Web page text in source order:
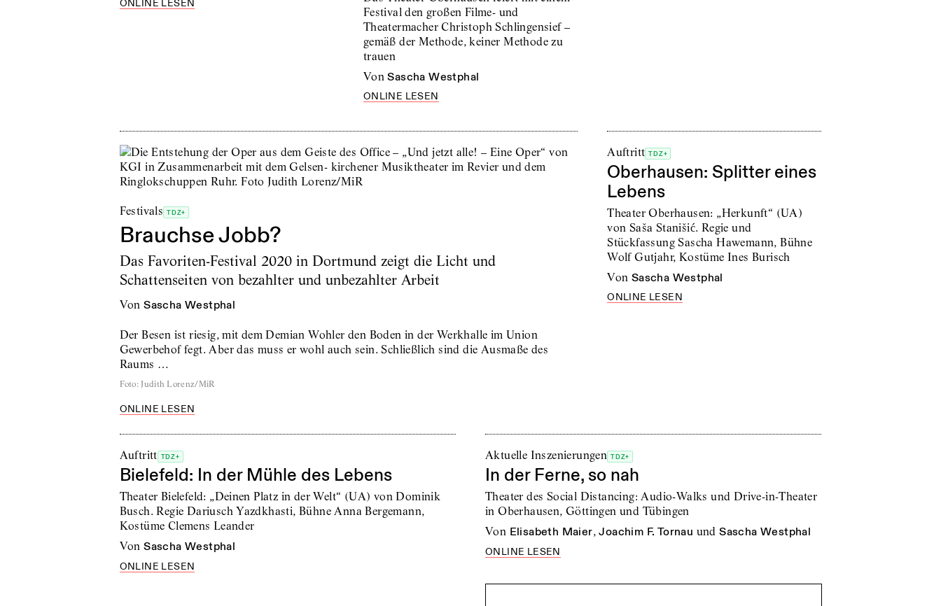
ONLINE LESEN
Festival den großen Filme- und
Theatermacher Christoph Schlingensief –
gemäß der Methode, keiner Methode zu
trauen
von Sascha Westphal
ONLINE LESEN
Festivals TDZ+
Brauchse Jobb?
Das Favoriten-Festival 2020 in Dortmund zeigt die Licht und
Schattenseiten von bezahlter und unbezahlter Arbeit
von Sascha Westphal
Der Besen ist riesig, mit dem Demian Wohler den Boden in der Werkhalle im Union
Gewerbehof fegt. Aber das muss er wohl auch sein. Schließlich sind die Ausmaße des
Raums …
Foto: Judith Lorenz/MiR
ONLINE LESEN
Auftritt TDZ+
Oberhausen: Splitter eines
Lebens
Theater Oberhausen: „Herkunft“ (UA)
von Saša Stanišić. Regie und
Stückfassung Sascha Hawemann, Bühne
Wolf Gutjahr, Kostüme Ines Burisch
von Sascha Westphal
ONLINE LESEN
Auftritt TDZ+
Bielefeld: In der Mühle des Lebens
Theater Bielefeld: „Deinen Platz in der Welt“ (UA) von Dominik
Busch. Regie Dariusch Yazdkhasti, Bühne Anna Bergemann,
Kostüme Clemens Leander
von Sascha Westphal
ONLINE LESEN
Aktuelle Inszenierungen TDZ+
In der Ferne, so nah
Theater des Social Distancing: Audio-Walks und Drive-in-Theater
in Oberhausen, Göttingen und Tübingen
von Elisabeth Maier,Joachim F. Tornau und Sascha Westphal
ONLINE LESEN